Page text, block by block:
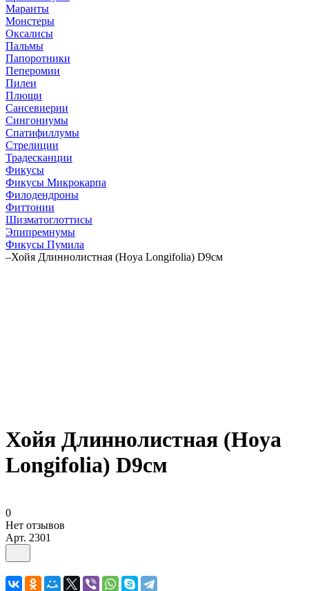
Маранты
Монстеры
Оксалисы
Пальмы
Папоротники
Пеперомии
Пилеи
Плющи
Сансевиерии
Сингониумы
Спатифиллумы
Стрелиции
Традесканции
Фикусы
Фикусы Микрокарпа
Филодендроны
Фиттонии
Шизматоглоттисы
Эпипремнумы
Фикусы Пумила
–Хойя Длиннолистная (Hoya Longifolia) D9см
Хойя Длиннолистная (Hoya
Longifolia) D9см
0
Нет отзывов
Арт. 2301